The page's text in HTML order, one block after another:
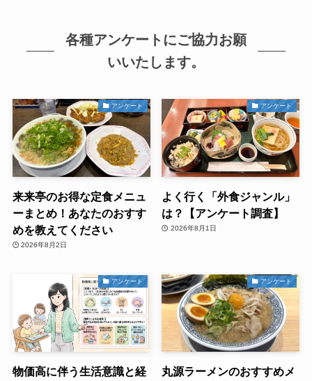
各種アンケートにご協力お願
いいたします。
アンケート
来来亭のお得な定食メニュ
ーまとめ！あなたのおすす
めを教えてください
2026年8月2日
アンケート
よく行く「外食ジャンル」
は？【アンケート調査】
2026年8月1日
アンケート
物価高に伴う生活意識と経
アンケート
丸源ラーメンのおすすめメ